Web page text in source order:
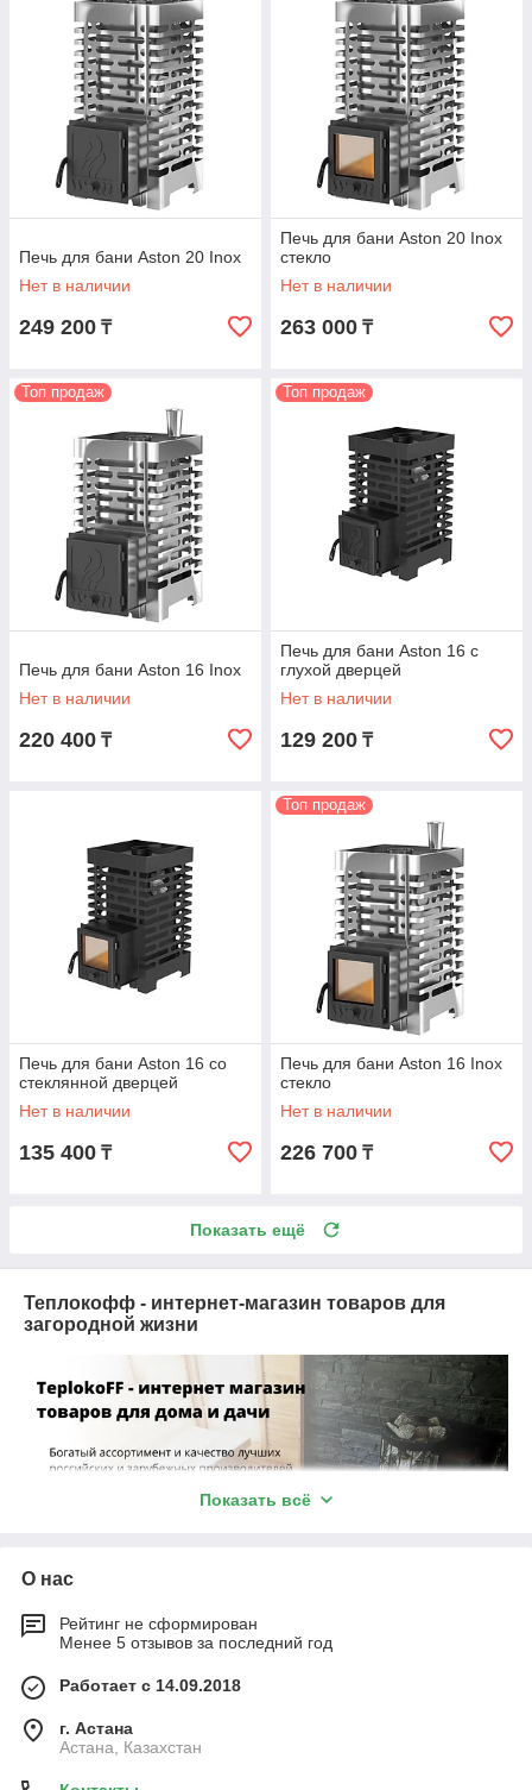
Печь для бани Aston 20 Inox
Нет в наличии
249 200 ₸
Печь для бани Aston 20 Inox
стекло
Нет в наличии
263 000 ₸
Топ продаж
Печь для бани Aston 16 Inox
Нет в наличии
220 400 ₸
Топ продаж
Печь для бани Aston 16 с
глухой дверцей
Нет в наличии
129 200 ₸
Печь для бани Aston 16 со
стеклянной дверцей
Нет в наличии
135 400 ₸
Топ продаж
Печь для бани Aston 16 Inox
стекло
Нет в наличии
226 700 ₸
Показать ещё
Теплокофф - интернет-магазин товаров для
загородной жизни
Все для строительства и благоустройства дома, бани,
Показать всё
О нас
Рейтинг не сформирован
Менее 5 отзывов за последний год
Работает с 14.09.2018
г. Астана
Астана, Казахстан